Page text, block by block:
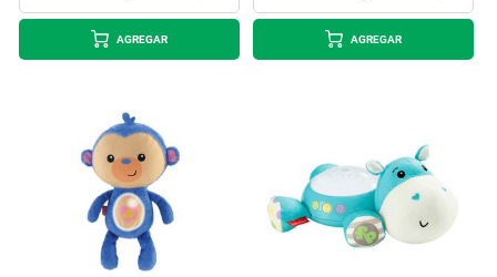
AGREGAR AGREGAR